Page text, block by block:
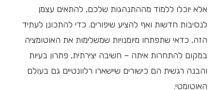
אלא יוכלו ללמוד מההתנהגות שלכם, להתאים עצמן
לנסיבות חדשות ואף להציע שיפורים. כדי להתכונן לעתיד
הזה, כדאי שתפתחו מיומנויות שמשלימות את האוטומציה
במקום להתחרות איתה – חשיבה יצירתית, פתרון בעיות
והבנה רגשית הם כישורים שיישארו רלוונטיים גם בעולם
האוטומטי.